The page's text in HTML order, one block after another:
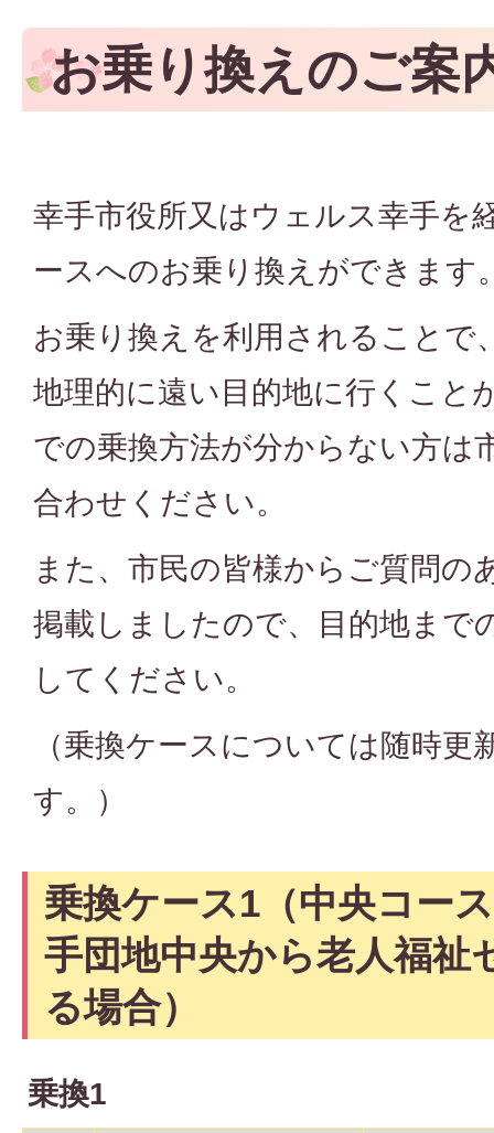
お乗り換えのご案
幸手市役所又はウェルス幸手を
ースへのお乗り換えができます
お乗り換えを利用されることで
地理的に遠い目的地に行くこと
での乗換方法が分からない方は
合わせください。
また、市民の皆様からご質問の
掲載しましたので、目的地まで
してください。
（乗換ケースについては随時
す。）
乗換ケース1（中央コー
手団地中央から老人福祉
る場合）
乗換1